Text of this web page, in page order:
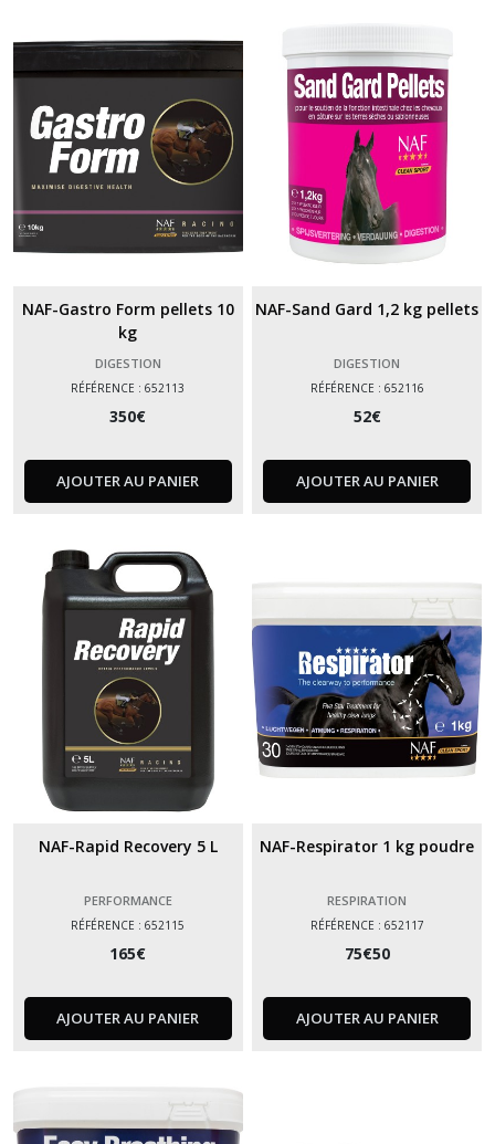
NAF-Gastro Form pellets 10
kg
DIGESTION
RÉFÉRENCE : 652113
350€
AJOUTER AU PANIER
NAF-Sand Gard 1,2 kg pellets
DIGESTION
RÉFÉRENCE : 652116
52€
AJOUTER AU PANIER
NAF-Rapid Recovery 5 L
PERFORMANCE
RÉFÉRENCE : 652115
165€
AJOUTER AU PANIER
NAF-Respirator 1 kg poudre
RESPIRATION
RÉFÉRENCE : 652117
75€50
AJOUTER AU PANIER